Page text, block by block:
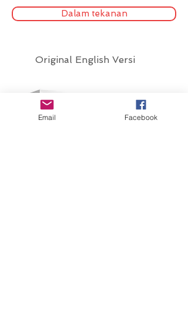
Dalam tekanan
Original English Versi
Email Facebook